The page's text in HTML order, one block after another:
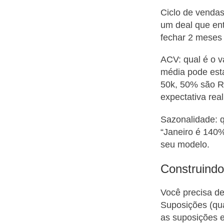
Ciclo de
um deal que
fechar 2
ACV: qual é o
média pode
50k, 50% são
expectativa
Sazonalidade:
“Janeiro é
seu modelo.
Você precisa
Suposições
as suposições